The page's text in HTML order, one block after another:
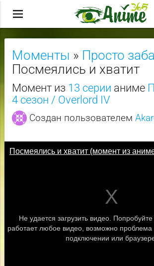
menu
Моменты » Просто
Посмеялись и хватит
Момент из 13 серии аниме
4 сезон / Overlord IV
Создан пользователем